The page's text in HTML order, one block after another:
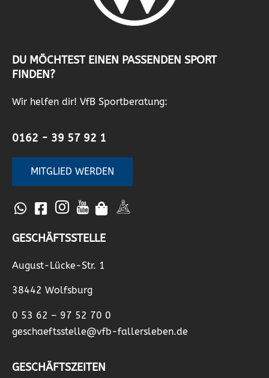
DU MÖCHTEST EINEN PASSENDEN SPORT
FINDEN?
Wir helfen dir! VfB Sportberatung:
0162 - 39 57 92 1
MITGLIED WERDEN
GESCHÄFTSSTELLE
August-Lücke-Str. 1
38442 Wolfsburg
0 53 62 – 97 52 70 0
geschaeftsstelle@vfb-fallersleben.de
GESCHÄFTSZEITEN